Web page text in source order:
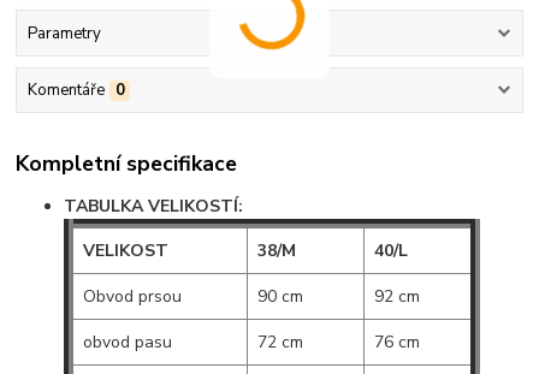
Parametry
Komentáře 0
Kompletní specifikace
TABULKA VELIKOSTÍ:
VELIKOST
38/M
40/L
Obvod prsou
90 cm
92 cm
obvod pasu
72 cm
76 cm